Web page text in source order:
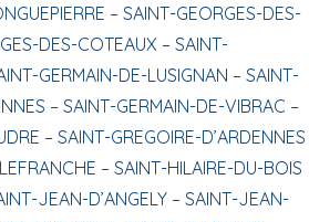
– SAINT-GEORGES-DES-
DES-COTEAUX – SAINT-
GERMAIN-DE-LUSIGNAN – SAINT-
– SAINT-GERMAIN-DE-VIBRAC –
– SAINT-GREGOIRE-D’ARDENNES
– SAINT-HILAIRE-DU-BOIS
JEAN-D’ANGELY – SAINT-JEAN-